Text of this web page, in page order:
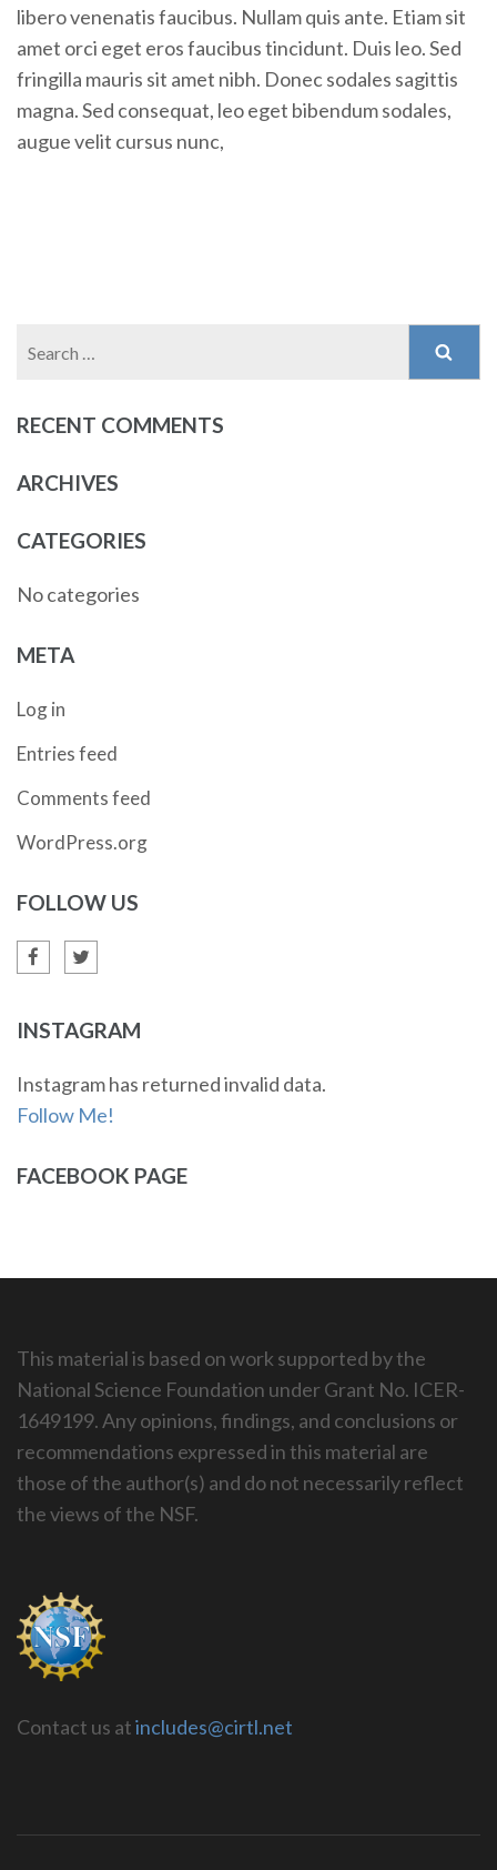
libero venenatis faucibus. Nullam quis ante. Etiam sit
amet orci eget eros faucibus tincidunt. Duis leo. Sed
fringilla mauris sit amet nibh. Donec sodales sagittis
magna. Sed consequat, leo eget bibendum sodales,
augue velit cursus nunc,
RECENT COMMENTS
ARCHIVES
CATEGORIES
No categories
META
Log in
Entries feed
Comments feed
WordPress.org
FOLLOW US
INSTAGRAM
Instagram has returned invalid data.
Follow Me!
FACEBOOK PAGE
This material is based on work supported by the
National Science Foundation under Grant No. ICER-
1649199. Any opinions, findings, and conclusions or
recommendations expressed in this material are
those of the author(s) and do not necessarily reflect
the views of the NSF.
Contact us atincludes@cirtl.net